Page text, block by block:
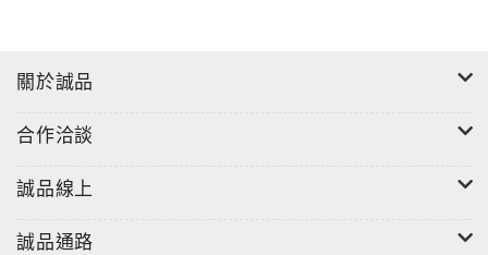
關於誠品
合作洽談
誠品線上
誠品通路